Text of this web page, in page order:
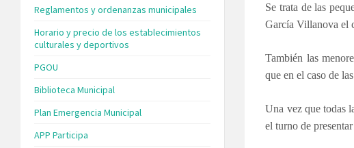
Se trata de las
García Villanova el
También las
que en el caso de
Una vez que todas
el turno de
Reglamentos y ordenanzas municipales
Horario y precio de los establecimientos
culturales y deportivos
PGOU
Biblioteca Municipal
Plan Emergencia Municipal
APP Participa